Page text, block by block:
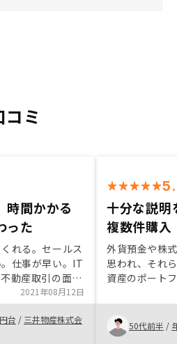
コミ
時間かかる
った
れる。セールス
仕事が早い。IT
動産取引の面
常識が変わった。
2021年08月12日
台 / 三井物産株式会
十分な説明
複数件購入
外貨預金や株
思われ、それ
資産のポート
期の資産運用
トを感じた。
ざいません。
50代前半 /